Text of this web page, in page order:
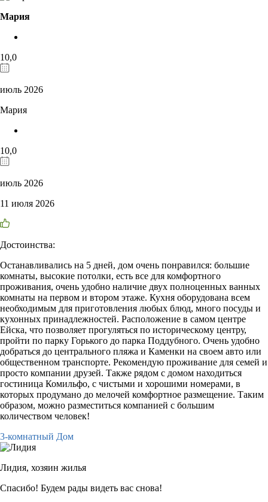
Мария
10,0
июль 2026
Мария
10,0
июль 2026
11 июля 2026
Достоинства:
Останавливались на 5 дней, дом очень понравился: большие
комнаты, высокие потолки, есть все для комфортного
проживания, очень удобно наличие двух полноценных ванных
комнаты на первом и втором этаже. Кухня оборудована всем
необходимым для приготовления любых блюд, много посуды и
кухонных принадлежностей. Расположение в самом центре
Ейска, что позволяет прогуляться по историческому центру,
пройти по парку Горького до парка Поддубного. Очень удобно
добраться до центрального пляжа и Каменки на своем авто или
общественном транспорте. Рекомендую проживание для семей и
просто компании друзей. Также рядом с домом находиться
гостиница Комильфо, с чистыми и хорошими номерами, в
которых продумано до мелочей комфортное размещение. Таким
образом, можно разместиться компанией с большим
количеством человек!
3-комнатный Дом
Лидия, хозяин жилья
Спасибо! Будем рады видеть вас снова!